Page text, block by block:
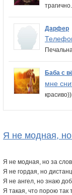
Дарфер
Баба с
мне
Я не модная,
Я не модная, но за
Я не гордая, но
Я не ангел, но знаю
Я такая, что порою так